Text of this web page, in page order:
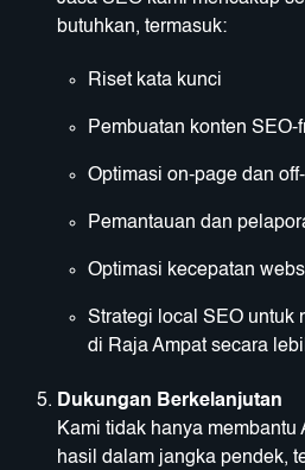
butuhkan, termasuk:
Riset kata kunci
Pembuatan konten SEO-
Optimasi on-page dan
Pemantauan dan
Optimasi kecepatan
Strategi local SEO untuk
di Raja Ampat secara
Dukungan Berkelanjutan
Kami tidak hanya membantu
hasil dalam jangka pendek,